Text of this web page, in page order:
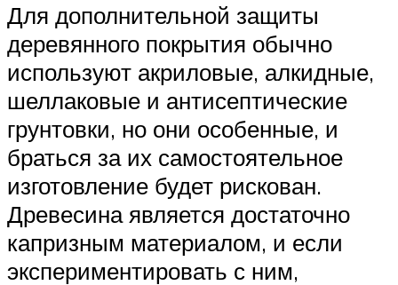
Для дополнительной защиты
деревянного покрытия обычно
используют акриловые, алкидные,
шеллаковые и антисептические
грунтовки, но они особенные, и
браться за их самостоятельное
изготовление будет рискован.
Древесина является достаточно
капризным материалом, и если
экспериментировать с ним,